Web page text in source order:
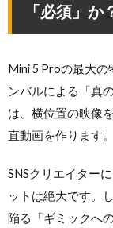
「必須」か
Mini 5 Proの最大
ンバルによる「真
は、横位置の映像
直動画を作ります。
SNSクリエイター
ットは絶大です。
陥る「ギミックへ